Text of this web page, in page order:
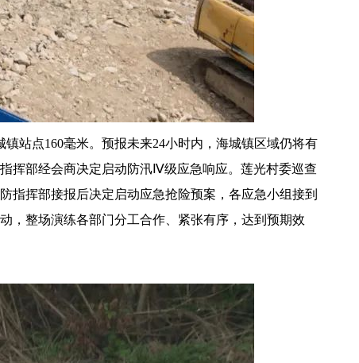
站点160毫米。预报未来24小时内，海城镇区域仍将有
挥部经会商决定启动防汛Ⅳ级应急响应。莲光村委巡查
指挥部接报后决定启动应急抢险预案，各应急小组接到
，整场演练各部门分工合作、紧张有序，达到预期效